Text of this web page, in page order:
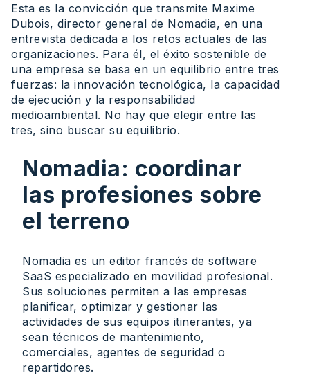
Esta es la convicción que transmite Maxime
Dubois, director general de Nomadia, en una
entrevista dedicada a los retos actuales de las
organizaciones. Para él, el éxito sostenible de
una empresa se basa en un equilibrio entre tres
fuerzas: la innovación tecnológica, la capacidad
de ejecución y la responsabilidad
medioambiental. No hay que elegir entre las
tres, sino buscar su equilibrio.
Nomadia: coordinar
las profesiones sobre
el terreno
Nomadia es un editor francés de software
SaaS especializado en movilidad profesional.
Sus soluciones permiten a las empresas
planificar, optimizar y gestionar las
actividades de sus equipos itinerantes, ya
sean técnicos de mantenimiento,
comerciales, agentes de seguridad o
repartidores.